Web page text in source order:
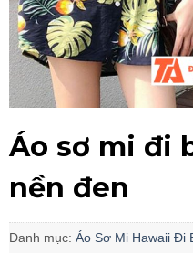
Áo sơ mi đi
nền đen
Danh mục: Áo Sơ Mi Hawaii Đi